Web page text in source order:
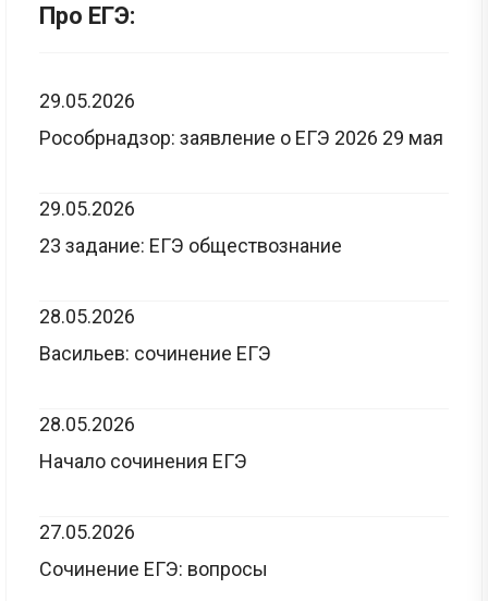
Про ЕГЭ:
29.05.2026
Рособрнадзор: заявление о ЕГЭ 2026 29 мая
29.05.2026
23 задание: ЕГЭ обществознание
28.05.2026
Васильев: сочинение ЕГЭ
28.05.2026
Начало сочинения ЕГЭ
27.05.2026
Сочинение ЕГЭ: вопросы